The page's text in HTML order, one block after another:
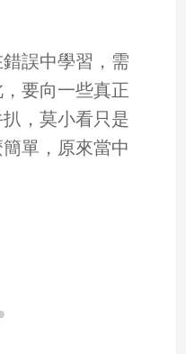
誤中學習，需
要向一些真正
，莫小看只是
單，原來當中